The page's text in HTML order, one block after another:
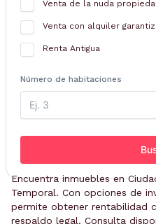
Venta de la nuda
Venta con alquiler
Renta Antigua
Número de habitaciones
Encuentra inmuebles en
Temporal. Con opciones de
permite obtener rentabilidad
respaldo legal. Consulta